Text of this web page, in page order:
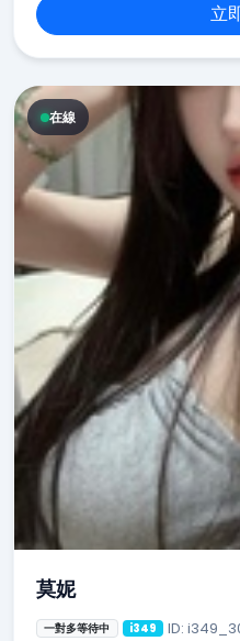
立
在線
莫妮
一對多等待中 i349 ID: